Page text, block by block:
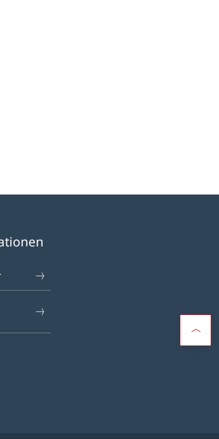
«Kokoschka - Dürrenmatt : Der Mythos als